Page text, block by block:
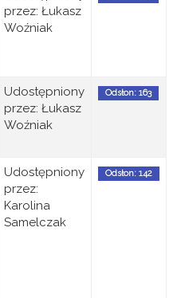
przez: Łukasz
Woźniak
Udostępniony
przez: Łukasz
Woźniak
Odsłon: 163
Udostępniony
przez:
Karolina
Samelczak
Odsłon: 142